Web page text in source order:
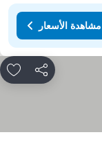
مشاهدة الأسعار
مشاركة